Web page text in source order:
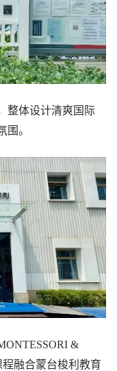
整体设计清爽国际
围。
&
融合蒙台梭利教育